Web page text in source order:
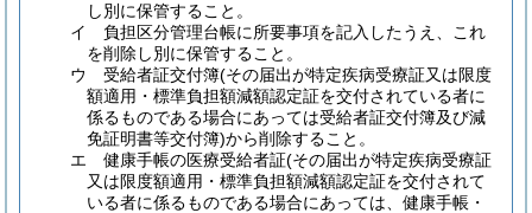
し別に保管すること。
イ
負担区分管理台帳に所要事項を記入したうえ、これ
を削除し別に保管すること。
ウ
受給者証交付簿(その届出が特定疾病受療証又は限度
額適用・標準負担額減額認定証を交付されている者に
係るものである場合にあっては受給者証交付簿及び減
免証明書等交付簿)から削除すること。
エ
健康手帳の医療受給者証(その届出が特定疾病受療証
又は限度額適用・標準負担額減額認定証を交付されて
いる者に係るものである場合にあっては、健康手帳・